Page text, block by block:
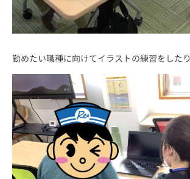
勤めたい職種に向けてイラストの練習をしたり